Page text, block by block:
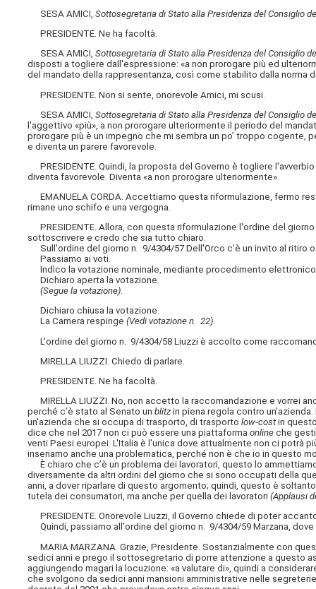
SESA AMICI,Sottosegretaria di Stato alla Presidenza del Consiglio
PRESIDENTE. Ne ha facoltà.
SESA AMICI, Sottosegretaria di Stato alla Presidenza del Consiglio
disposti a togliere dall'espressione: «a non prorogare più ed
del mandato della rappresentanza, così come stabilito dalla norma
PRESIDENTE. Non si sente, onorevole Amici, mi scusi.
SESA AMICI, Sottosegretaria di Stato alla Presidenza del Consiglio
l'aggettivo «più», a non prorogare ulteriormente il periodo del
prorogare più è un impegno che mi sembra un po’ troppo
e diventa un parere favorevole.
PRESIDENTE. Quindi, la proposta del Governo è togliere
diventa favorevole. Diventa «a non prorogare ulteriormente».
EMANUELA CORDA. Accettiamo questa riformulazione, fermo
rimane uno schifo e una vergogna.
PRESIDENTE. Allora, con questa riformulazione l'ordine del
sottoscrivere e credo che sia tutto chiaro.
Sull'ordine del giorno n. 9/4304/57 Dell'Orco c’è un invito al ritiro
Passiamo ai voti.
Indìco la votazione nominale, mediante procedimento
Dichiaro aperta la votazione.
(Segue la votazione).
Dichiaro chiusa la votazione.
La Camera respinge(Vedi votazione n. 22).
L'ordine del giorno n. 9/4304/58 Liuzzi è accolto come
MIRELLA LIUZZI. Chiedo di parlare.
PRESIDENTE. Ne ha facoltà.
MIRELLA LIUZZI. No, non accetto la raccomandazione e vorrei
perché c’è stato al Senato unblitzin piena regola contro
un'azienda che si occupa di trasporto, di trasportolow-costin
dice che nel 2017 non ci può essere una piattaformaonline che
venti Paesi europei. L'Italia è l'unica dove attualmente non ci potrà
inseriamo anche una problematica, perché non è che io in questo
È chiaro che c’è un problema dei lavoratori, questo lo
diversamente da altri ordini del giorno che si sono occupati della
anni, a dover riparlare di questo argomento; quindi, questo è
tutela dei consumatori, ma anche per quella dei lavoratori(Applausi
PRESIDENTE. Onorevole Liuzzi, il Governo chiede di poter
Quindi, passiamo all'ordine del giorno n. 9/4304/59 Marzana,
MARIA MARZANA. Grazie, Presidente. Sostanzialmente con
sedici anni eprego il sottosegretario di porre attenzione a questo
aggiungendo magari la locuzione: «a valutare di», quindi a
che svolgono da sedici anni mansioni amministrative nelle